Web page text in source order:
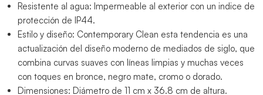
Resistente al agua: Impermeable al exterior con un indice de
protección de IP44.
Estilo y diseño: Contemporary Clean esta tendencia es una
actualización del diseño moderno de mediados de siglo, que
combina curvas suaves con líneas limpias y muchas veces
con toques en bronce, negro mate, cromo o dorado.
Dimensiones: Diámetro de 11 cm x 36.8 cm de altura.